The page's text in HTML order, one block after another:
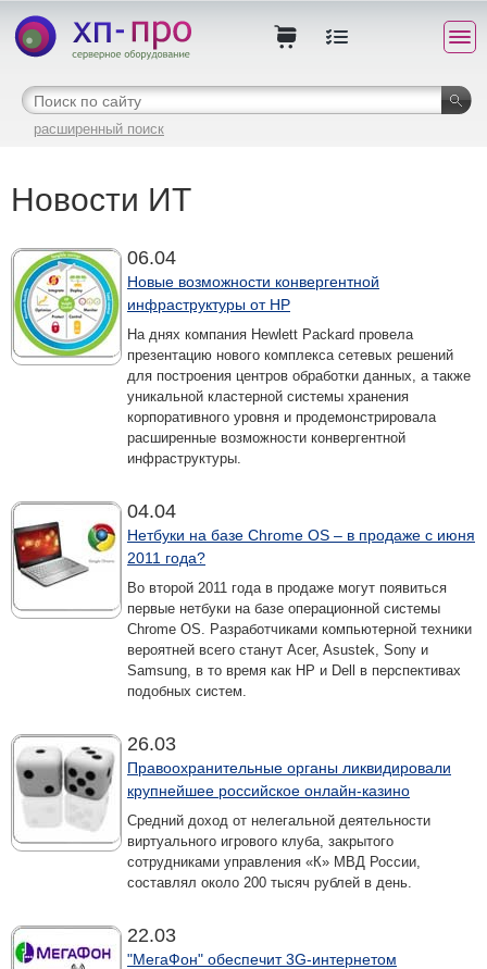
расширенный поиск
Новости ИТ
06.04
Новые возможности конвергентной
инфраструктуры от HP
На днях компания Hewlett Packard провела
презентацию нового комплекса сетевых решений
для построения центров обработки данных, а также
уникальной кластерной системы хранения
корпоративного уровня и продемонстрировала
расширенные возможности конвергентной
инфраструктуры.
04.04
Нетбуки на базе Chrome OS – в продаже с июня
2011 года?
Во второй 2011 года в продаже могут появиться
первые нетбуки на базе операционной системы
Chrome OS. Разработчиками компьютерной техники
вероятней всего станут Acer, Asustek, Sony и
Samsung, в то время как HP и Dell в перспективах
подобных систем.
26.03
Правоохранительные органы ликвидировали
крупнейшее российское онлайн-казино
Средний доход от нелегальной деятельности
виртуального игрового клуба, закрытого
сотрудниками управления «К» МВД России,
составлял около 200 тысяч рублей в день.
22.03
"МегаФон" обеспечит 3G-интернетом